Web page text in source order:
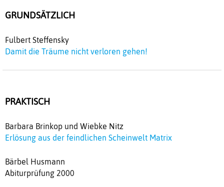
GRUNDSÄTZLICH
Fulbert Steffensky
Damit die Träume nicht verloren gehen!
PRAKTISCH
Barbara Brinkop und Wiebke Nitz
Erlösung aus der feindlichen Scheinwelt Matrix
Bärbel Husmann
Abiturprüfung 2000